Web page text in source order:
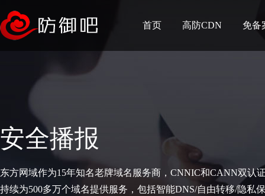
首页 高防CDN 免备
安全播报
东方网域作为15年知名老牌域名服务商，CNNIC和CANN双认
持续为500多万个域名提供服务，包括智能DNS/自由转移/隐私